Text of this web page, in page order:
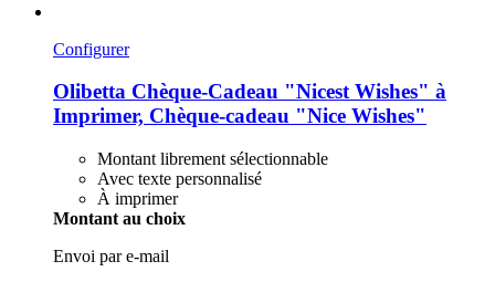
Configurer
Olibetta Chèque-​Cadeau "Nicest Wishes" à
Imprimer, Chèque-​cadeau "Nice Wishes"
Montant librement sélectionnable
Avec texte personnalisé
À imprimer
Montant au choix
Envoi par e-mail